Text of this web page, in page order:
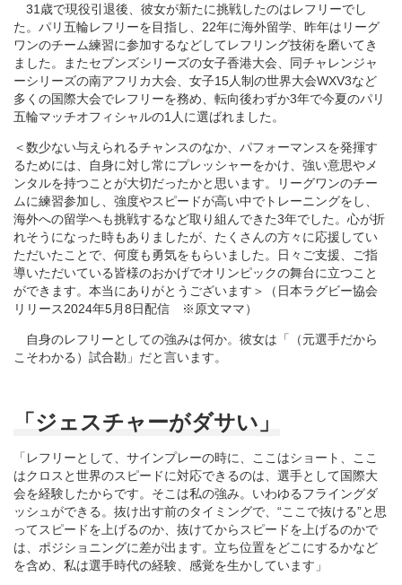
31歳で現役引退後、彼女が新たに挑戦したのはレフリーでし
た。パリ五輪レフリーを目指し、22年に海外留学、昨年はリーグ
ワンのチーム練習に参加するなどしてレフリング技術を磨いてき
ました。またセブンズシリーズの女子香港大会、同チャレンジャ
ーシリーズの南アフリカ大会、女子15人制の世界大会WXV3など
多くの国際大会でレフリーを務め、転向後わずか3年で今夏のパリ
五輪マッチオフィシャルの1人に選ばれました。
＜数少ない与えられるチャンスのなか、パフォーマンスを発揮す
るためには、自身に対し常にプレッシャーをかけ、強い意思やメ
ンタルを持つことが大切だったかと思います。リーグワンのチー
ムに練習参加し、強度やスピードが高い中でトレーニングをし、
海外への留学へも挑戦するなど取り組んできた3年でした。心が折
れそうになった時もありましたが、たくさんの方々に応援してい
ただいたことで、何度も勇気をもらいました。日々ご支援、ご指
導いただいている皆様のおかげでオリンピックの舞台に立つこと
ができます。本当にありがとうございます＞（日本ラグビー協会
リリース2024年5月8日配信 ※原文ママ）
自身のレフリーとしての強みは何か。彼女は「（元選手だから
こそわかる）試合勘」だと言います。
「ジェスチャーがダサい」
「レフリーとして、サインプレーの時に、ここはショート、ここ
はクロスと世界のスピードに対応できるのは、選手として国際大
会を経験したからです。そこは私の強み。いわゆるフライングダ
ッシュができる。抜け出す前のタイミングで、“ここで抜ける”と思
ってスピードを上げるのか、抜けてからスピードを上げるのかで
は、ポジショニングに差が出ます。立ち位置をどこにするかなど
を含め、私は選手時代の経験、感覚を生かしています」